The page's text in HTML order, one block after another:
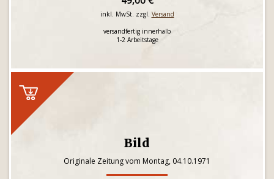
inkl. MwSt. zzgl. Versand
versandfertig innerhalb
1-2 Arbeitstage
Bild
Originale Zeitung vom Montag, 04.10.1971